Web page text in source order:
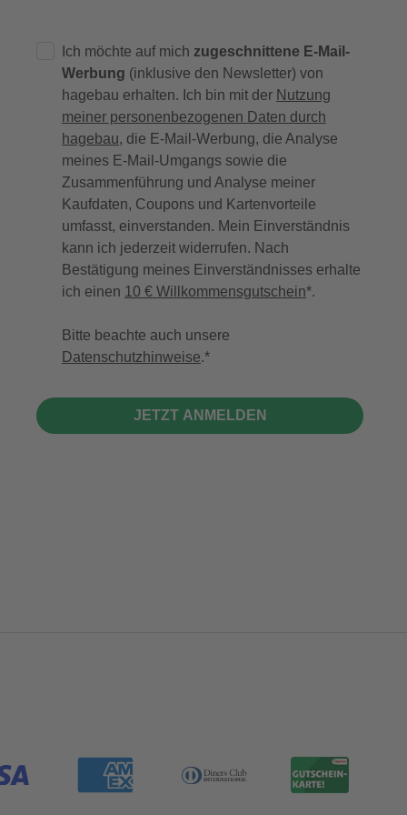
Ich möchte auf mich zugeschnittene E-Mail-
Werbung (inklusive den Newsletter) von
hagebau erhalten. Ich bin mit der Nutzung
meiner personenbezogenen Daten durch
hagebau, die E-Mail-Werbung, die Analyse
meines E-Mail-Umgangs sowie die
Zusammenführung und Analyse meiner
Kaufdaten, Coupons und Kartenvorteile
umfasst, einverstanden. Mein Einverständnis
kann ich jederzeit widerrufen. Nach
Bestätigung meines Einverständnisses erhalte
ich einen 10 € Willkommensgutschein*.
Bitte beachte auch unsere
Datenschutzhinweise.
JETZT ANMELDEN